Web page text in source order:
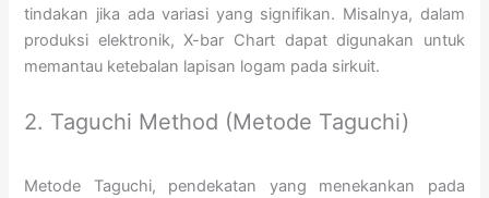
tindakan jika ada variasi yang signifikan. Misalnya, dalam
produksi elektronik, X-bar Chart dapat digunakan untuk
memantau ketebalan lapisan logam pada sirkuit.
2. Taguchi Method (Metode Taguchi)
Metode Taguchi, pendekatan yang menekankan pada